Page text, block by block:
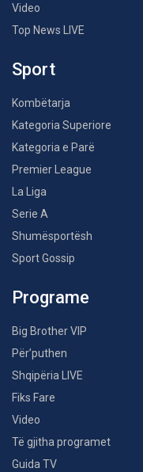
Video
Top News LIVE
Sport
Kombëtarja
Kategoria Superiore
Kategoria e Parë
Premier League
La Liga
Serie A
Shumësportësh
Sport Gossip
Programe
Big Brother VIP
Për’puthen
Shqipëria LIVE
Fiks Fare
Video
Të gjitha programet
Guida TV